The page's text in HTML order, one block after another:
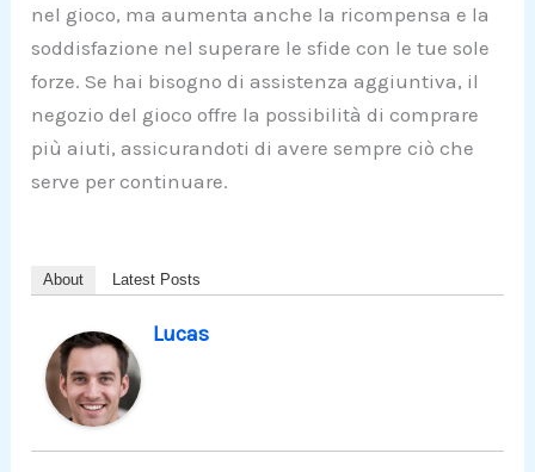
nel gioco, ma aumenta anche la ricompensa e la
soddisfazione nel superare le sfide con le tue sole
forze. Se hai bisogno di assistenza aggiuntiva, il
negozio del gioco offre la possibilità di comprare
più aiuti, assicurandoti di avere sempre ciò che
serve per continuare.
About Latest Posts
Lucas